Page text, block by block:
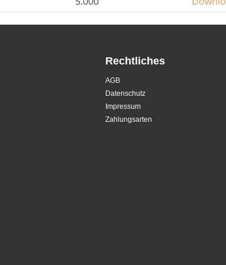
Rechtliches
AGB
Datenschutz
Impressum
Zahlungsarten